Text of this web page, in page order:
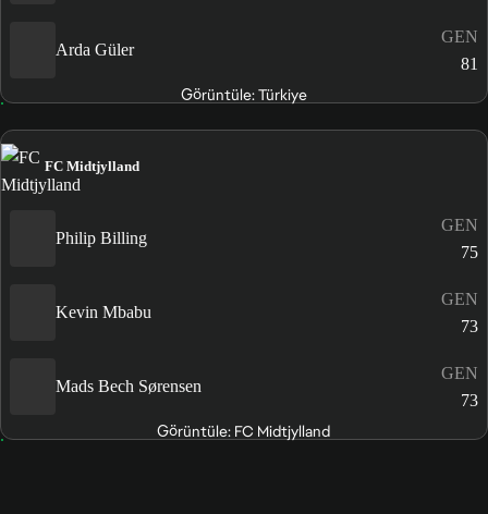
Arda Güler
GEN
81
Görüntüle: Türkiye
FC Midtjylland
Philip Billing
GEN
75
Kevin Mbabu
GEN
73
Mads Bech Sørensen
GEN
73
Görüntüle: FC Midtjylland